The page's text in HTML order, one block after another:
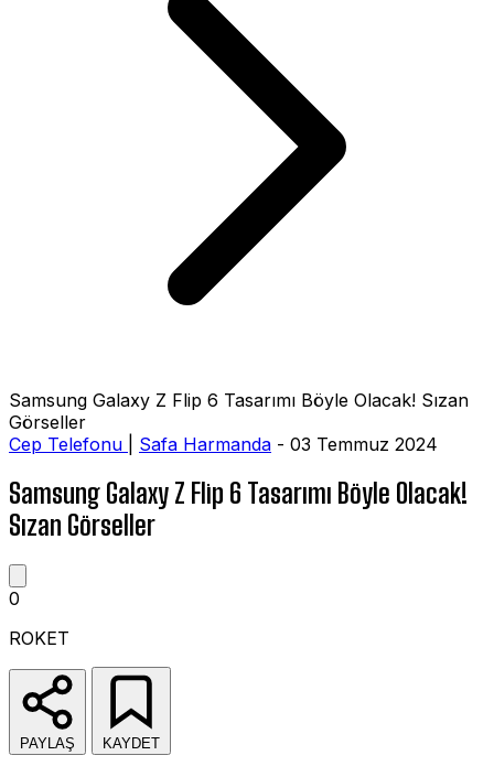
Samsung Galaxy Z Flip 6 Tasarımı Böyle Olacak! Sızan
Görseller
Cep Telefonu
Safa Harmanda - 03 Temmuz 2024
Samsung Galaxy Z Flip 6 Tasarımı Böyle Olacak!
Sızan Görseller
0
ROKET
PAYLAŞ KAYDET